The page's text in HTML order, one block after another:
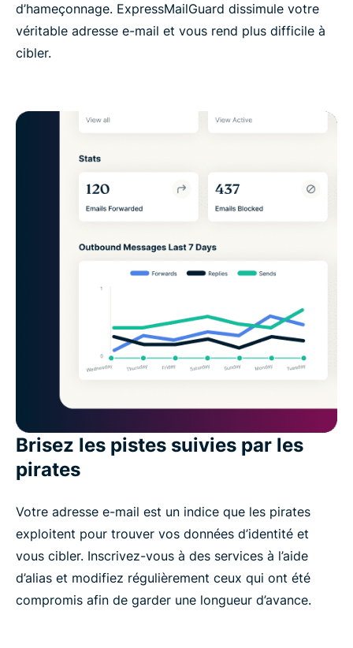
d’hameçonnage. ExpressMailGuard dissimule votre
véritable adresse e-mail et vous rend plus difficile à
cibler.
Brisez les pistes suivies par les
pirates
Votre adresse e-mail est un indice que les pirates
exploitent pour trouver vos données d’identité et
vous cibler. Inscrivez-vous à des services à l’aide
d’alias et modifiez régulièrement ceux qui ont été
compromis afin de garder une longueur d’avance.